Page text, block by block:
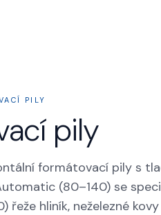
PILY
pily
formátovací pily s
(80–140) se
řeže hliník, neželezné